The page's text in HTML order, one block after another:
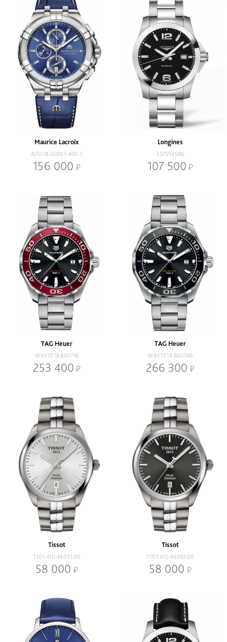
Maurice Lacroix
AI1018-SS001-430-1
156 000
Longines
L37594586
107 500
TAG Heuer
WAY101B.BA0746
253 400
TAG Heuer
WAY101A.BA0746
266 300
Tissot
T101.410.44.031.00
58 000
Tissot
T101.410.44.061.00
58 000